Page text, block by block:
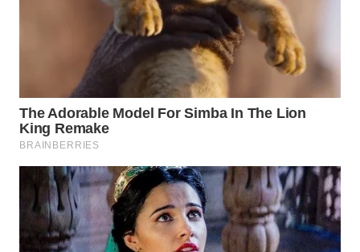
LABUANBAJO
WN
BORNEO
Wahana
Group
WAHANA